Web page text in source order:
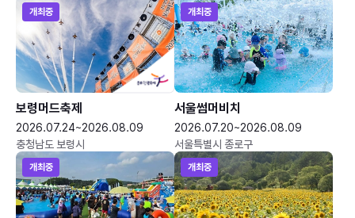
개최중
보령머드축제
2026.07.24~2026.08.09
충청남도 보령시
개최중
서울썸머비치
2026.07.20~2026.08.09
서울특별시 종로구
개최중 개최중